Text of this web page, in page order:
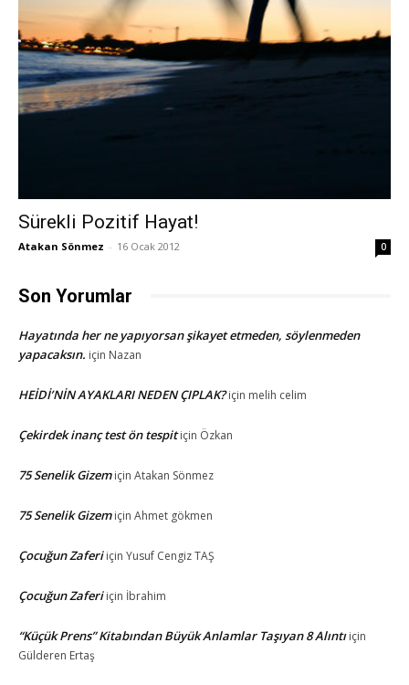
Sürekli Pozitif Hayat!
Atakan Sönmez - 16 Ocak 2012 0
Son Yorumlar
Hayatında her ne yapıyorsan şikayet etmeden, söylenmeden
yapacaksın. için Nazan
HEİDİ’NİN AYAKLARI NEDEN ÇIPLAK?için melih celim
Çekirdek inanç test ön tespitiçin Özkan
75 Senelik Gizemiçin Atakan Sönmez
75 Senelik Gizemiçin Ahmet gökmen
Çocuğun Zaferiiçin Yusuf Cengiz TAŞ
Çocuğun Zaferiiçin İbrahim
“Küçük Prens” Kitabından Büyük Anlamlar Taşıyan 8 Alıntıiçin
Gülderen Ertaş